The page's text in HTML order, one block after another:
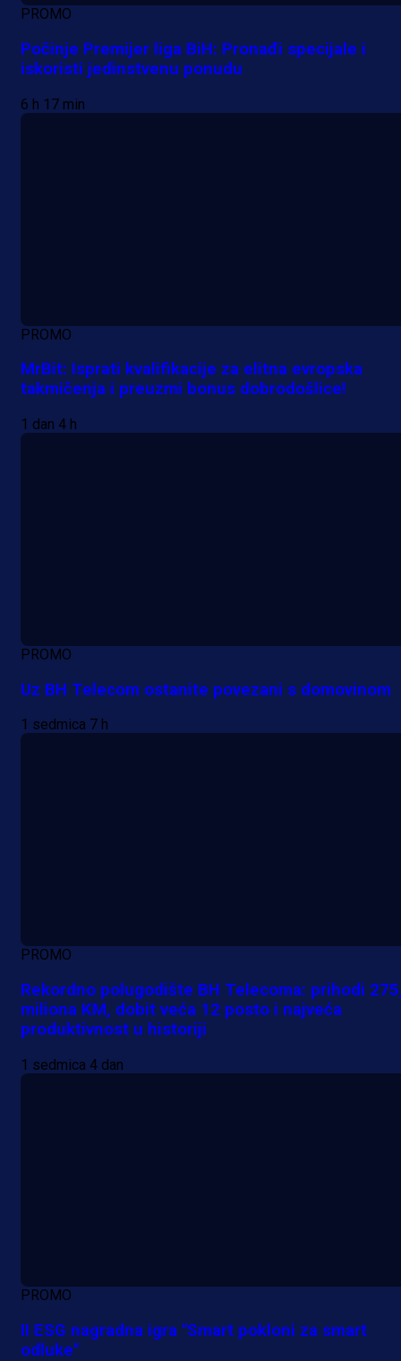
PROMO
Počinje Premijer liga BiH: Pronađi specijale i
iskoristi jedinstvenu ponudu
6 h 17 min
PROMO
MrBit: Isprati kvalifikacije za elitna evropska
takmičenja i preuzmi bonus dobrodošlice!
1 dan 4 h
PROMO
Uz BH Telecom ostanite povezani s domovinom
1 sedmica 7 h
PROMO
Rekordno polugodište BH Telecoma: prihodi
miliona KM, dobit veća 12 posto i najveća
produktivnost u historiji
1 sedmica 4 dan
PROMO
II ESG nagradna igra "Smart pokloni za smart
odluke"